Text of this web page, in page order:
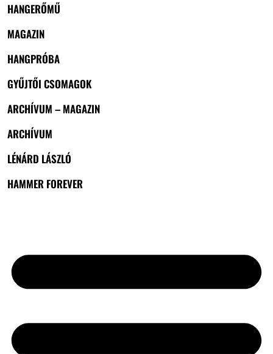
HANGERŐMŰ
MAGAZIN
HANGPRÓBA
GYŰJTŐI CSOMAGOK
ARCHÍVUM – MAGAZIN
ARCHÍVUM
LÉNÁRD LÁSZLÓ
HAMMER FOREVER